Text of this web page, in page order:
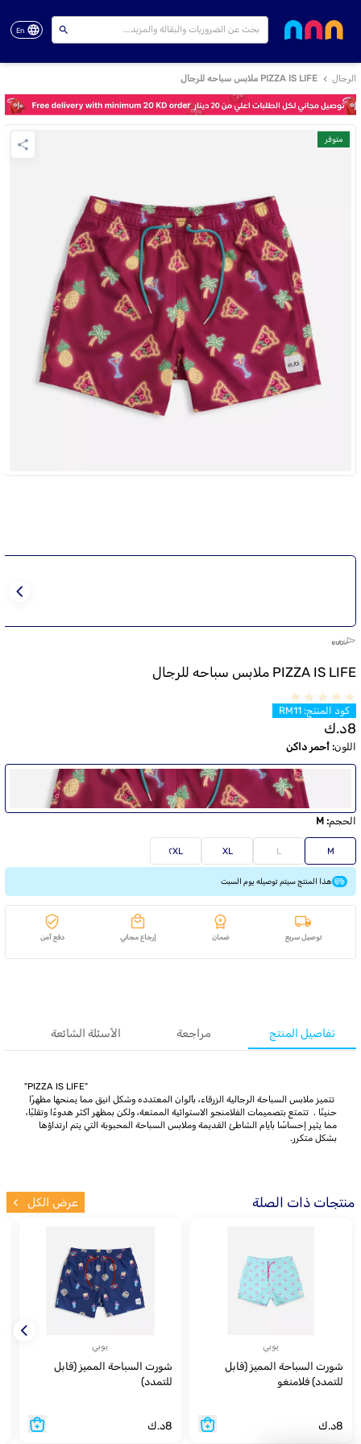
En
الرجال PIZZA IS LIFE ملابس سباحه للرجال
متوفر
PIZZA IS LIFE ملابس سباحه للرجال
كود المنتج:
RM11
8د.ك
اللون: أحمر داكن
الحجم:
M
M
L
XL ٢XL
هذا المنتج سيتم توصيله يوم السبت
توصيل سريع ضمان إرجاع مجاني دفع آمن
تفاصيل المنتج مراجعة الأسئلة الشائعة
"PIZZA IS LIFE"
تتميز ملابس السباحة الرجالية الزرقاء، بألوان المعتدده وشكل انيق مما يمنحها مظهرًا
حنينًا . تتمتع بتصميمات الفلامنجو الاستوائية الممتعة، ولكن بمظهر أكثر هدوءًا وتقلبًا،
مما يثير إحساسًا بأيام الشاطئ القديمة وملابس السباحة المحبوبة التي يتم ارتداؤها
بشكل متكرر.
منتجات ذات الصلة عرض الكل
يوبي
شورت السباحة المميز (قابل
للتمدد) فلامنغو
8د.ك
يوبي
شورت السباحة المميز (قابل
للتمدد)
8د.ك